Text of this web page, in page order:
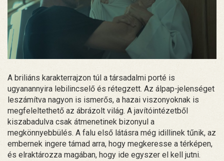
A briliáns karakterrajzon túl a társadalmi porté is
ugyanannyira lebilincselő és rétegzett. Az álpap-jelenséget
leszámítva nagyon is ismerős, a hazai viszonyoknak is
megfeleltethető az ábrázolt világ. A javítóintézetből
kiszabadulva csak átmenetinek bizonyul a
megkönnyebbülés. A falu első látásra még idillinek tűnik, az
embernek ingere támad arra, hogy megkeresse a térképen,
és elraktározza magában, hogy ide egyszer el kell jutni.